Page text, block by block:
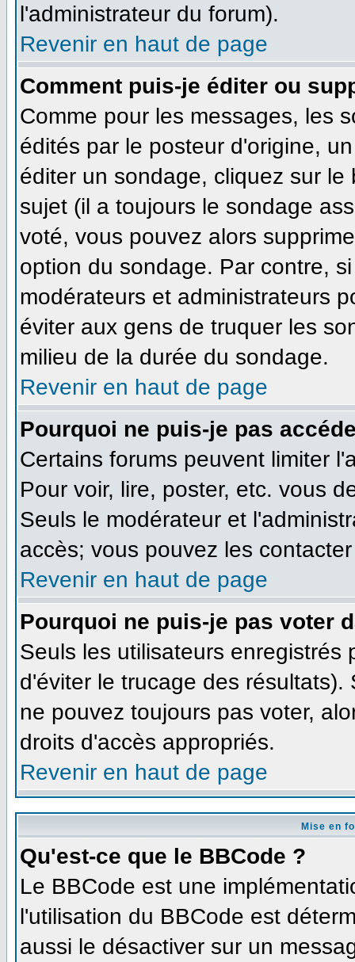
l'administrateur du forum).
Revenir en haut de page
Comment puis-je éditer ou
Comme pour les messages, les
édités par le posteur d'origine,
éditer un sondage, cliquez sur
sujet (il a toujours le sondage
voté, vous pouvez alors
option du sondage. Par contre,
modérateurs et administrateurs
éviter aux gens de truquer les
milieu de la durée du sondage.
Revenir en haut de page
Pourquoi ne puis-je pas
Certains forums peuvent limiter
Pour voir, lire, poster, etc. vous
Seuls le modérateur et
accès; vous pouvez les
Revenir en haut de page
Pourquoi ne puis-je pas voter
Seuls les utilisateurs
d'éviter le trucage des
ne pouvez toujours pas voter,
droits d'accès appropriés.
Revenir en haut de page
Mise en
Qu'est-ce que le BBCode ?
Le BBCode est une
l'utilisation du BBCode est
aussi le désactiver sur un